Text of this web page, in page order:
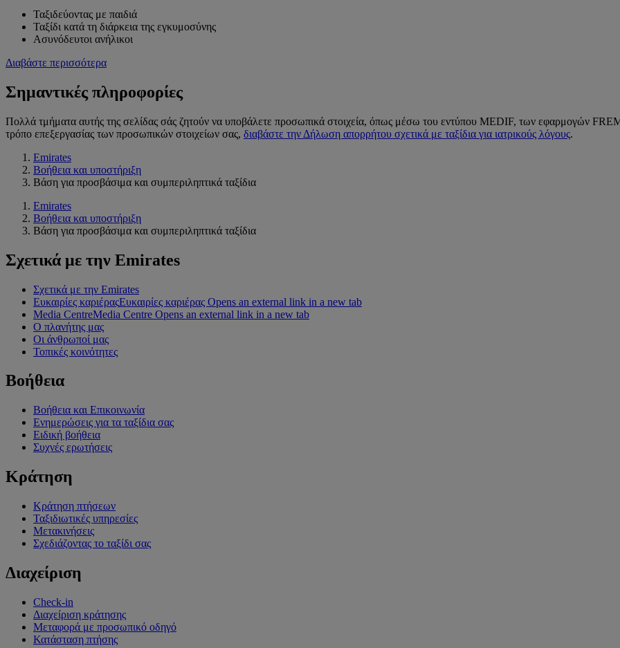
Ταξιδεύοντας με παιδιά
Ταξίδι κατά τη διάρκεια της εγκυμοσύνης
Ασυνόδευτοι ανήλικοι
Διαβάστε περισσότερα
Σημαντικές πληροφορίες
Πολλά τμήματα αυτής της σελίδας σάς ζητούν να υποβάλετε προσωπικά στοιχεία, όπως μέσω του εντύπου MEDIF, των εφαρμογών
τρόπο επεξεργασίας των προσωπικών στοιχείων σας, διαβάστε την Δήλωση απορρήτου σχετικά με ταξίδια για ιατρικούς λόγους.
Emirates
Βοήθεια και υποστήριξη
Βάση για προσβάσιμα και συμπεριληπτικά ταξίδια
Emirates
Βοήθεια και υποστήριξη
Βάση για προσβάσιμα και συμπεριληπτικά ταξίδια
Σχετικά με την Emirates
Σχετικά με την Emirates
Ευκαιρίες καριέραςΕυκαιρίες καριέρας Opens an external link in a new tab
Media CentreMedia Centre Opens an external link in a new tab
Ο πλανήτης μας
Οι άνθρωποί μας
Τοπικές κοινότητες
Βοήθεια
Βοήθεια και Επικοινωνία
Ενημερώσεις για τα ταξίδια σας
Ειδική βοήθεια
Συχνές ερωτήσεις
Κράτηση
Κράτηση πτήσεων
Ταξιδιωτικές υπηρεσίες
Μετακινήσεις
Σχεδιάζοντας το ταξίδι σας
Διαχείριση
Check-in
Διαχείριση κράτησης
Μεταφορά με προσωπικό οδηγό
Κατάσταση πτήσης